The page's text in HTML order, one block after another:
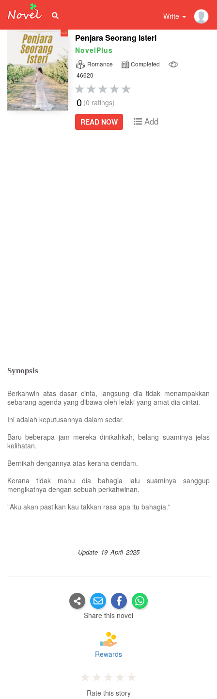
Write
Penjara Seorang Isteri
NovelPlus
Romance
Completed
46620
0 (0 ratings)
READ NOW
Add
Synopsis
Berkahwin atas dasar cinta, langsung dia tidak menampakkan
sebarang agenda yang dibawa oleh lelaki yang amat dia cintai.
Ini adalah keputusannya dalam sedar.
Baru beberapa jam mereka dinikahkah, belang suaminya jelas
kelihatan.
Bernikah dengannya atas kerana dendam.
Kerana tidak mahu dia bahagia lalu suaminya sanggup
mengikatnya dengan sebuah perkahwinan.
"Aku akan pastikan kau takkan rasa apa itu bahagia."
Update 19 April 2025
Share this novel
Rewards
Rate this story